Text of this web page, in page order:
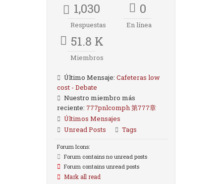
1,030
Respuestas
0
En línea
51.8 K
Miembros
Último Mensaje: Cafeteras low
cost - Debate
Nuestro miembro más
reciente: 777pnlcomph 第777章
Últimos Mensajes
Unread Posts
Tags
Forum Icons:
Forum contains no unread posts
Forum contains unread posts
Mark all read